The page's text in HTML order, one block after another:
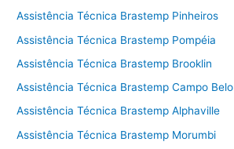
Assistência Técnica Brastemp Pinheiros
Assistência Técnica Brastemp Pompéia
Assistência Técnica Brastemp Brooklin
Assistência Técnica Brastemp Campo Belo
Assistência Técnica Brastemp Alphaville
Assistência Técnica Brastemp Morumbi